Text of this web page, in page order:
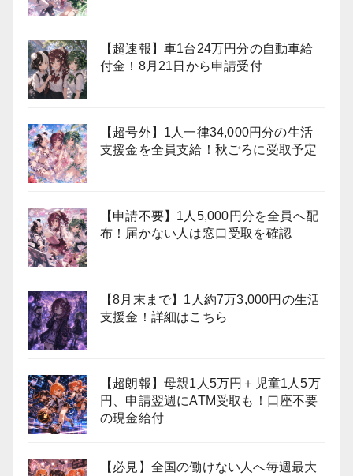
【超速報】車1台24万円分の自動車給
付金！8月21日から申請受付
【超号外】1人一律34,000円分の生活
支援金を全員支給！秋ごろに受取予定
【申請不要】1人5,000円分を全員へ配
布！届かない人は窓口受取を確認
【8月末まで】1人約7万3,000円の生活
支援金！詳細はこちら
【超朗報】母親1人5万円＋児童1人5万
円、申請翌週にATM受取も！口座不要
の現金給付
【必見】全国の働けない人へ毎週最大